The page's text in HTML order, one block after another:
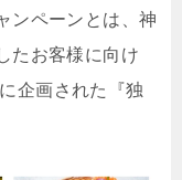
ンペーンとは、神
たお客様に向け
企画された『独